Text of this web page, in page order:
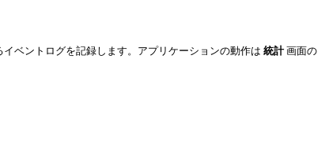
ベントログを記録します。アプリケーションの動作は 統計画面の